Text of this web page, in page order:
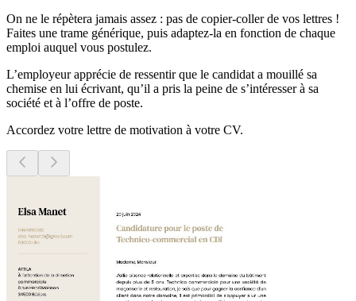
On ne le répètera jamais assez : pas de copier-coller de vos lettres !
Faites une trame générique, puis adaptez-la en fonction de chaque
emploi auquel vous postulez.
L’employeur apprécie de ressentir que le candidat a mouillé sa
chemise en lui écrivant, qu’il a pris la peine de s’intéresser à sa
société et à l’offre de poste.
Accordez votre lettre de motivation à votre CV.